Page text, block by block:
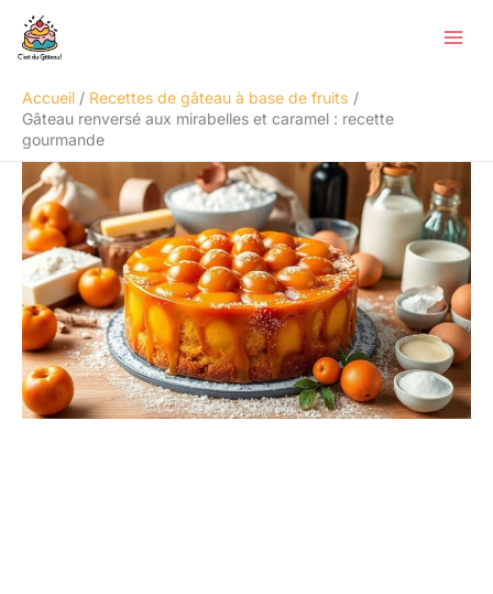
Accueil
Recettes de gâteau à base de fruits
Gâteau renversé aux mirabelles et caramel : recette
gourmande
Rechercher